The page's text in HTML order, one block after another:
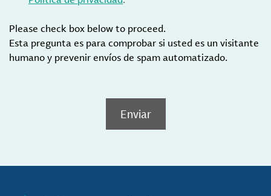
Please check box below to proceed.
Esta pregunta es para comprobar si usted es un visitante
humano y prevenir envíos de spam automatizado.
Enviar